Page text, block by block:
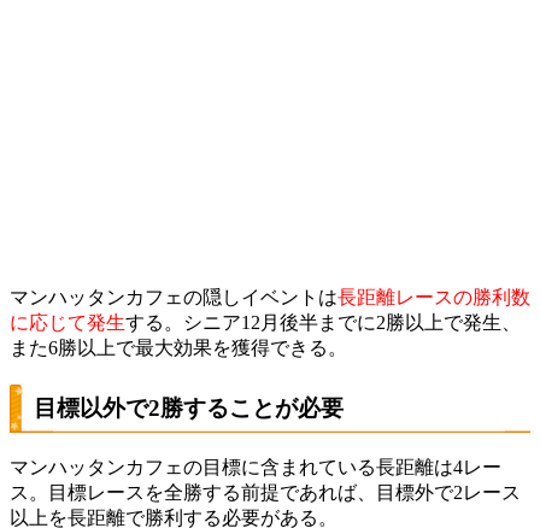
マンハッタンカフェの隠しイベントは長距離レースの勝利数
に応じて発生する。シニア12月後半までに2勝以上で発生、
また6勝以上で最大効果を獲得できる。
目標以外で2勝することが必要
マンハッタンカフェの目標に含まれている長距離は4レー
ス。目標レースを全勝する前提であれば、目標外で2レース
以上を長距離で勝利する必要がある。